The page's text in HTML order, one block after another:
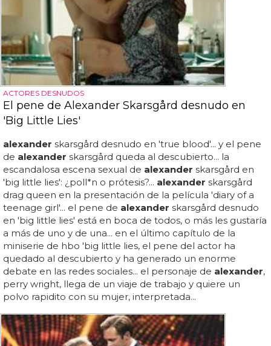
ACTORES DESNUDOS
El pene de Alexander Skarsgård desnudo en
'Big Little Lies'
alexander skarsgård desnudo en 'true blood'... y el pene
de alexander skarsgård queda al descubierto... la
escandalosa escena sexual de alexander skarsgård en
'big little lies': ¿poll*n o prótesis?... alexander skarsgård
drag queen en la presentación de la película 'diary of a
teenage girl'... el pene de alexander skarsgård desnudo
en 'big little lies' está en boca de todos, o más les gustaría
a más de uno y de una... en el último capítulo de la
miniserie de hbo 'big little lies, el pene del actor ha
quedado al descubierto y ha generado un enorme
debate en las redes sociales... el personaje de alexander,
perry wright, llega de un viaje de trabajo y quiere un
polvo rapidito con su mujer, interpretada...